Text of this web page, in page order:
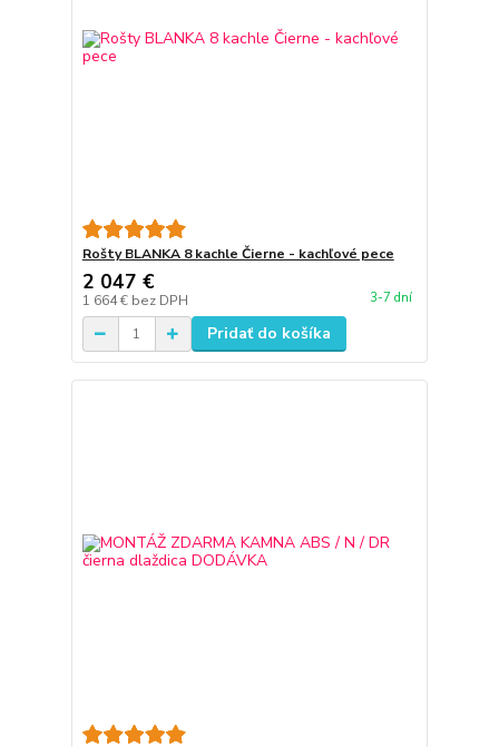
Rošty BLANKA 8 kachle Čierne - kachľové pece
2 047 €
1 664 € bez DPH 3-7 dní
Pridať do košíka